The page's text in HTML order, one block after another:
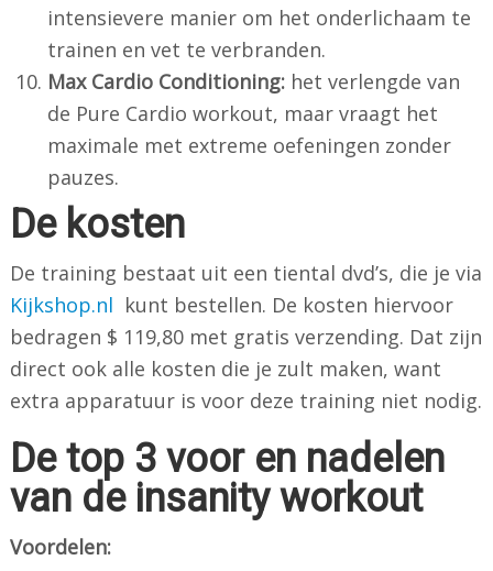
intensievere manier om het onderlichaam te
trainen en vet te verbranden.
Max Cardio Conditioning: het verlengde van
de Pure Cardio workout, maar vraagt het
maximale met extreme oefeningen zonder
pauzes.
De kosten
De training bestaat uit een tiental dvd’s, die je via
Kijkshop.nl kunt bestellen. De kosten hiervoor
bedragen $ 119,80 met gratis verzending. Dat zijn
direct ook alle kosten die je zult maken, want
extra apparatuur is voor deze training niet nodig.
De top 3 voor en nadelen
van de insanity workout
Voordelen: